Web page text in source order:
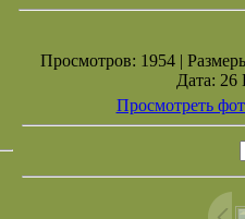
Просмотров: 1954 |
Дата:
Просмотреть